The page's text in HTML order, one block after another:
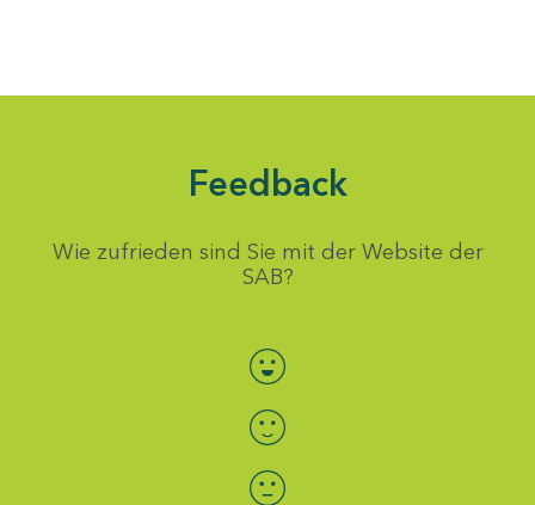
Feedback
Wie zufrieden sind Sie mit der Website der
SAB?
Bewertung auswählen